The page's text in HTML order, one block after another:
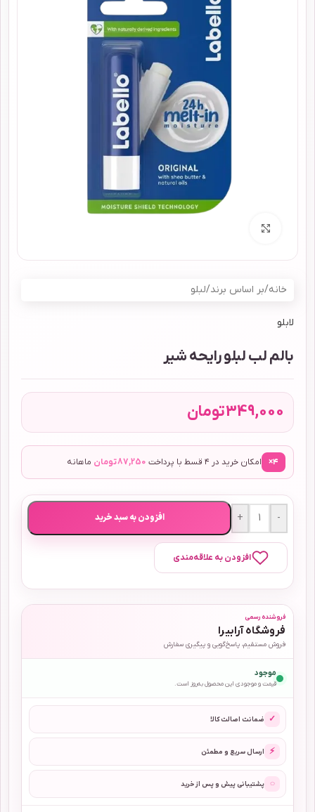
خانه/بر اساس برند/لبلو
لابلو
بالم لب لبلو رایحه شیر
349,000تومان
۴× امکان خرید در ۴ قسط با پرداخت 87,250تومان ماهانه
-
+ افزودن به سبد خرید
افزودن به علاقه‌مندی
فروشنده رسمی
فروشگاه آرابیرا
فروش مستقیم، پاسخ‌گویی و پیگیری سفارش
موجود
قیمت و موجودی این محصول به‌روز است.
✓ ضمانت اصالت کالا
⚡ ارسال سریع و مطمئن
◌ پشتیبانی پیش و پس از خرید